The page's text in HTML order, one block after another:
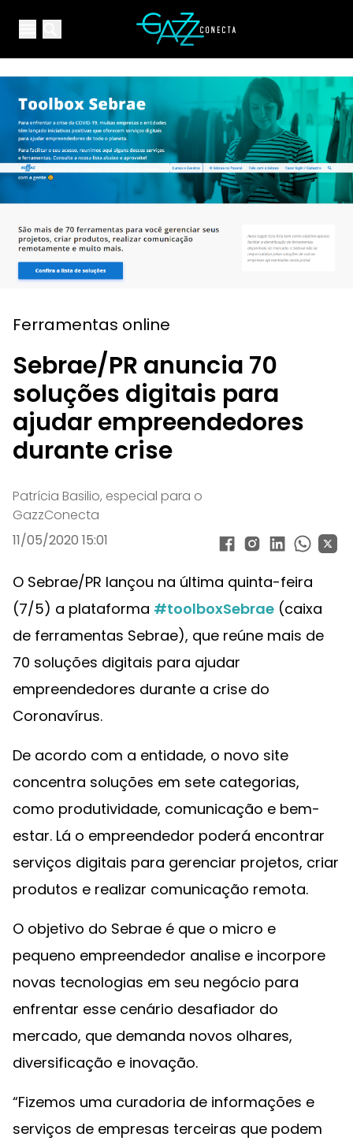
Open main menuYour Company
Ferramentas online
Sebrae/PR anuncia 70
soluções digitais para
ajudar empreendedores
durante crise
Patrícia Basilio, especial para o
GazzConecta
11/05/2020 15:01
O Sebrae/PR lançou na última quinta-feira
(7/5) a plataforma #toolboxSebrae (caixa
de ferramentas Sebrae), que reúne mais de
70 soluções digitais para ajudar
empreendedores durante a crise do
Coronavírus.
De acordo com a entidade, o novo site
concentra soluções em sete categorias,
como produtividade, comunicação e bem-
estar. Lá o empreendedor poderá encontrar
serviços digitais para gerenciar projetos, criar
produtos e realizar comunicação remota.
O objetivo do Sebrae é que o micro e
pequeno empreendedor analise e incorpore
novas tecnologias em seu negócio para
enfrentar esse cenário desafiador do
mercado, que demanda novos olhares,
diversificação e inovação.
“Fizemos uma curadoria de informações e
serviços de empresas terceiras que podem